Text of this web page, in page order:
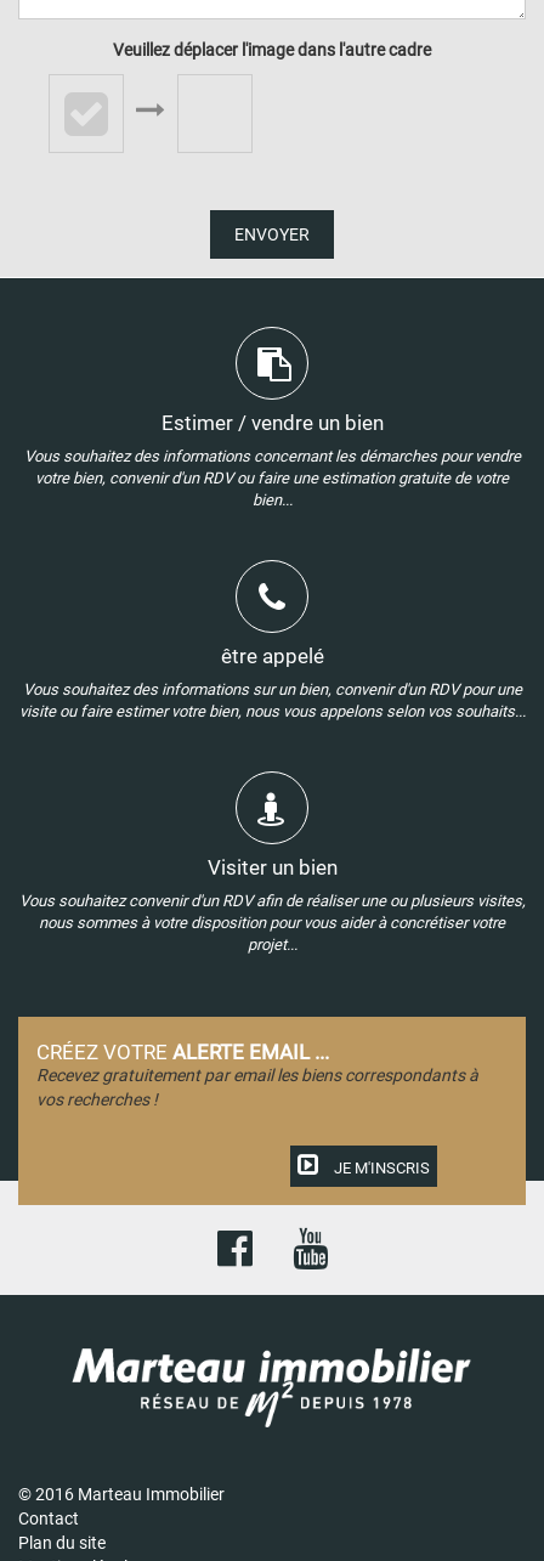
Veuillez déplacer l'image dans l'autre cadre
ENVOYER
Estimer / vendre un bien
Vous souhaitez des informations concernant les démarches pour vendre
votre bien, convenir d'un RDV ou faire une estimation gratuite de votre
bien...
être appelé
Vous souhaitez des informations sur un bien, convenir d'un RDV pour une
visite ou faire estimer votre bien, nous vous appelons selon vos souhaits...
Visiter un bien
Vous souhaitez convenir d'un RDV afin de réaliser une ou plusieurs visites,
nous sommes à votre disposition pour vous aider à concrétiser votre
projet...
CRÉEZ VOTRE ALERTE EMAIL ...
Recevez gratuitement par email les biens correspondants à
vos recherches !
JE M'INSCRIS
© 2016 Marteau Immobilier
Contact
Plan du site